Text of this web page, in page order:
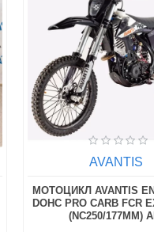
AVANTIS
МОТОЦИКЛ AVANTIS
DOHC PRO CARB FCR
(NC250/177MM)